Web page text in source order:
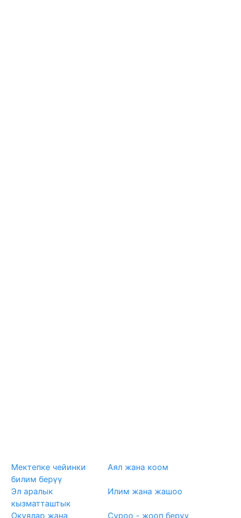
Мектепке чейинки
билим берүү
Аял жана коом
Эл аралык
кызматташтык
Илим жана жашоо
Окуялар жана Суроо - жооп берүү